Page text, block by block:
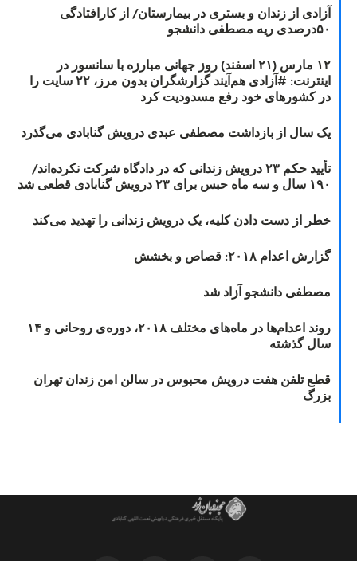
آزادی از زندان و بستری در بیمارستان/ از کارافتادگی
۵۰درصدی ریه مصطفی دانشجو
۱۲ مارس (۲۱ اسفند) روز جهانی مبارزه با سانسور در
اینترنت: #آزادی هم‌آیند گزارشگران‌ بدون مرز، ۲۲ سایت را
در کشورهای خود رفع مسدودیت کرد
یک سال از بازداشت مصطفی عبدی درویش گنابادی می‌گذرد
تأیید حکم ۲۳ درویش زندانی که در دادگاه شرکت نکرده‌اند/
۱۹۰ سال و سه ماه حبس برای ۲۳ درویش گنابادی قطعی شد
خطر از دست دادن کلیه، یک درویش زندانی را تهدید می‌کند
گزارش اعدام ۲۰۱۸: قصاص و بخشش
مصطفی دانشجو آزاد شد
روند اعدام‌ها در ماه‌های مختلف ۲۰۱۸، دوره‌ی روحانی و ۱۴
سال گذشته
قطع تلفن هفت درویش محبوس در سالن امن زندان تهران
بزرگ